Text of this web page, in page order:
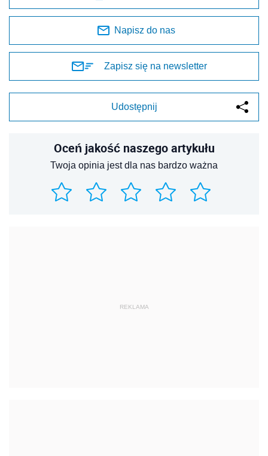
Napisz do nas
Zapisz się na newsletter
Udostępnij
Oceń jakość naszego artykułu
Twoja opinia jest dla nas bardzo ważna
REKLAMA